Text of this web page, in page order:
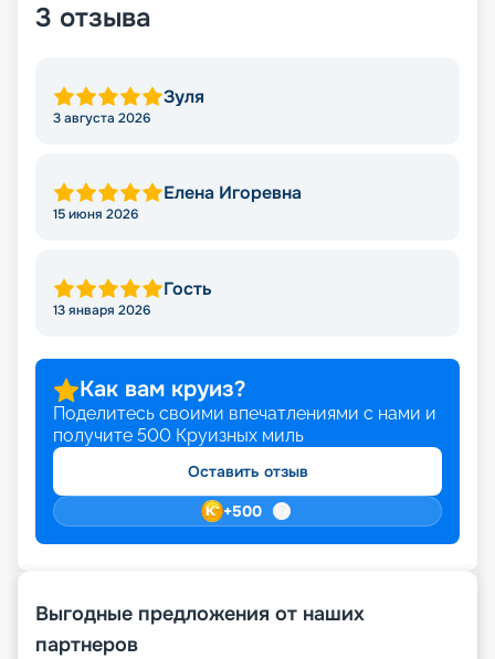
3 отзыва
Зуля
3 августа 2026
Елена Игоревна
15 июня 2026
Гость
13 января 2026
Как вам круиз?
Поделитесь своими впечатлениями с нами и
получите 500 Круизных миль
Оставить отзыв
+500
Выгодные предложения от наших
партнеров